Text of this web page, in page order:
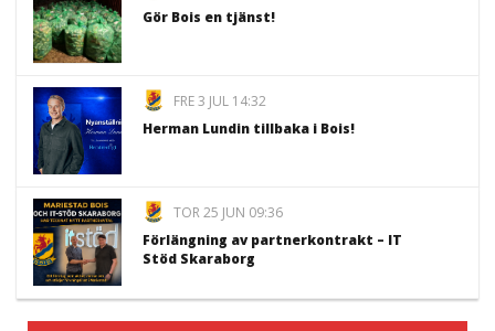
Gör Bois en tjänst!
FRE 3 JUL 14:32
Herman Lundin tillbaka i Bois!
TOR 25 JUN 09:36
Förlängning av partnerkontrakt – IT
Stöd Skaraborg